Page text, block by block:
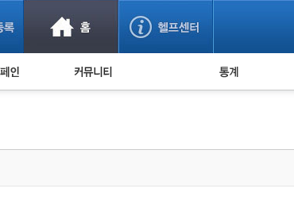
사기 예방했어요! 누적 피해사례 통계